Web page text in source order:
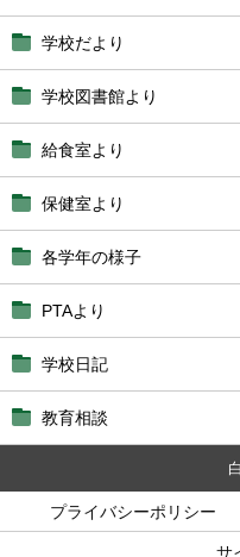
学校だより
学校図書館より
給食室より
保健室より
各学年の様子
PTAより
学校日記
教育相談
プライバシーポリシー
サ